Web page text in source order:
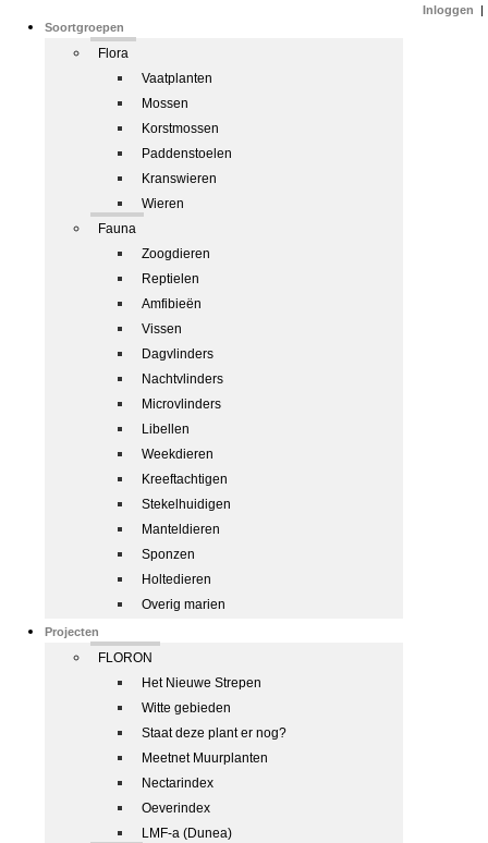
Soortgroepen
Flora
Vaatplanten
Mossen
Korstmossen
Paddenstoelen
Kranswieren
Wieren
Fauna
Zoogdieren
Reptielen
Amfibieën
Vissen
Dagvlinders
Nachtvlinders
Microvlinders
Libellen
Weekdieren
Kreeftachtigen
Stekelhuidigen
Manteldieren
Sponzen
Holtedieren
Overig marien
Projecten
FLORON
Het Nieuwe Strepen
Witte gebieden
Staat deze plant er nog?
Meetnet Muurplanten
Nectarindex
Oeverindex
LMF-a (Dunea)
Inloggen |